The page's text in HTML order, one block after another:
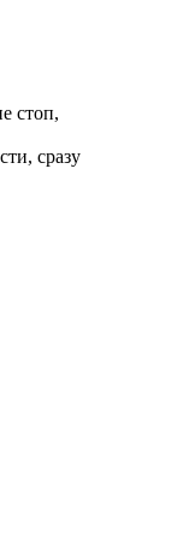
стоп,
сразу